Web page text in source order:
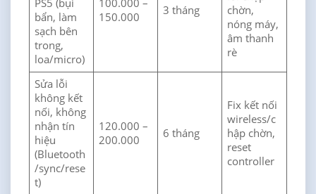
PS5 (bụi
bẩn, làm
sạch bên
trong,
loa/micro)
100.000 –
150.000
3 tháng
chờn,
nóng máy,
âm thanh
rè
Sửa lỗi
không kết
nối, không
nhận tín
hiệu
(Bluetooth
/sync/rese
t)
120.000 –
200.000
6 tháng
Fix kết nối
wireless/c
hập chờn,
reset
controller